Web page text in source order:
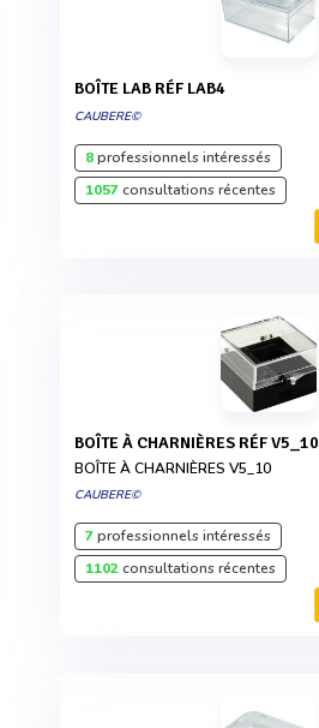
BOÎTE LAB RÉF LAB4
CAUBERE©
8professionnels intéressés
1057consultations récentes
BOÎTE À CHARNIÈRES RÉF V5_10
BOÎTE À CHARNIÈRES V5_10
CAUBERE©
7professionnels intéressés
1102consultations récentes